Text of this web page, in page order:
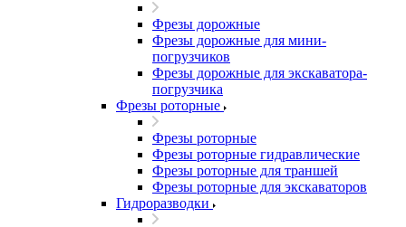
Фрезы дорожные
Фрезы дорожные для мини-
погрузчиков
Фрезы дорожные для экскаватора-
погрузчика
Фрезы роторные
Фрезы роторные
Фрезы роторные гидравлические
Фрезы роторные для траншей
Фрезы роторные для экскаваторов
Гидроразводки